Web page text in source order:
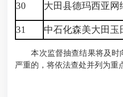
30 大田县德玛西亚网
31 中石化森美大田玉
本次监督抽查结果将及时
严重的，将依法查处并列为重